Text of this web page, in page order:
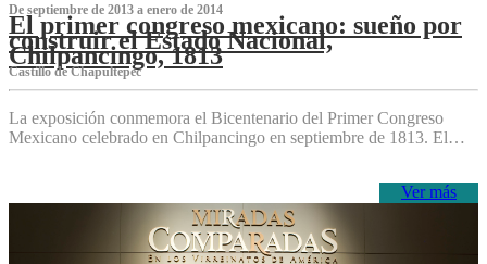
De septiembre de 2013 a enero de 2014
El primer congreso mexicano: sueño por
construir el Estado Nacional,
Chilpancingo, 1813
Castillo de Chapultepec
La exposición conmemora el Bicentenario del Primer Congreso
Mexicano celebrado en Chilpancingo en septiembre de 1813. El…
Ver más